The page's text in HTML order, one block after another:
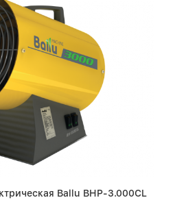
Ballu BHP-3.000СL